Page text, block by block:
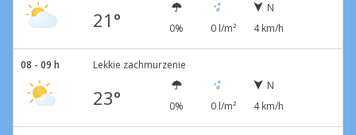
21° 0% 0 l/m²
N
4 km/h
08 - 09 h Lekkie zachmurzenie
23° 0% 0 l/m²
N
4 km/h